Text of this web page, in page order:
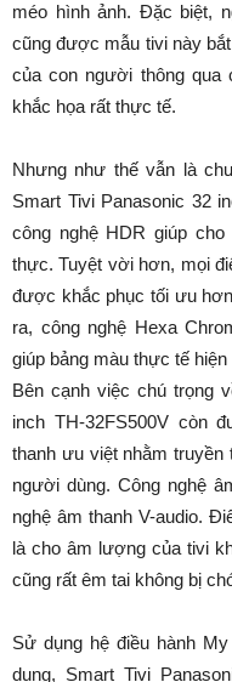
méo hình ảnh. Đặc biệt,
cũng được mẫu tivi này
của con người thông qua
khắc họa rất thực tế.
Nhưng như thế vẫn là
Smart Tivi Panasonic 32
công nghệ HDR giúp
thực. Tuyệt vời hơn, mọi
được khắc phục tối ưu
ra, công nghệ Hexa
giúp bảng màu thực tế
Bên cạnh việc chú trọng
inch TH-32FS500V còn
thanh ưu việt nhằm truyền
người dùng. Công nghệ
nghệ âm thanh V-audio.
là cho âm lượng của tivi
cũng rất êm tai không bị
Sử dụng hệ điều hành
dụng, Smart Tivi